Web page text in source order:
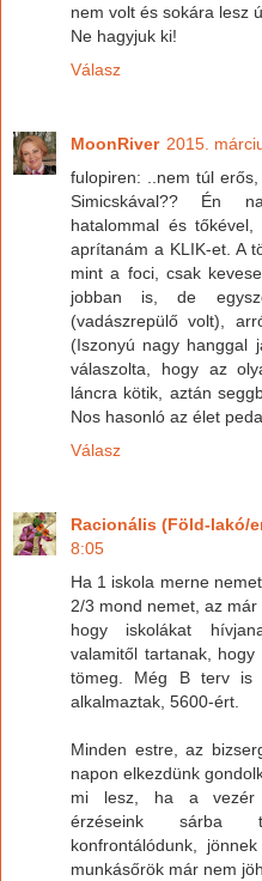
nem volt és sokára lesz
Ne hagyjuk ki!
Válasz
MoonRiver 2015.
fulopiren: ..nem túl
Simicskával?? Én
hatalommal és
aprítanám a KLIK-et. A
mint a foci, csak
jobban is, de
(vadászrepülő volt),
(Iszonyú nagy hanggal
válaszolta, hogy az
láncra kötik, aztán
Nos hasonló az élet
Válasz
Racionális (Föld-lakó/
8:05
Ha 1 iskola merne
2/3 mond nemet, az
hogy iskolákat
valamitől tartanak,
tömeg. Még B terv is
alkalmaztak, 5600-ért.
Minden estre, az
napon elkezdünk
mi lesz, ha a vezér
érzéseink sárba
konfrontálódunk,
munkásőrök már nem